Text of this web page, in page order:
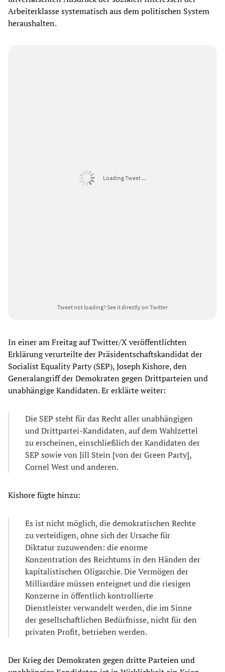
Arbeiterklasse systematisch aus dem politischen System
heraushalten.
Loading Tweet ...
Tweet not loading?See it directly on Twitter
In einer am Freitag auf Twitter/X veröffentlichten
Erklärung verurteilte der Präsidentschaftskandidat der
Socialist Equality Party (SEP), Joseph Kishore, den
Generalangriff der Demokraten gegen Drittparteien und
unabhängige Kandidaten. Er erklärte weiter:
Die SEP steht für das Recht aller unabhängigen
und Drittpartei-Kandidaten, auf dem Wahlzettel
zu erscheinen, einschließlich der Kandidaten der
SEP sowie von Jill Stein [von der Green Party],
Cornel West und anderen.
Kishore fügte hinzu:
Es ist nicht möglich, die demokratischen Rechte
zu verteidigen, ohne sich der Ursache für
Diktatur zuzuwenden: die enorme
Konzentration des Reichtums in den Händen der
kapitalistischen Oligarchie. Die Vermögen der
Milliardäre müssen enteignet und die riesigen
Konzerne in öffentlich kontrollierte
Dienstleister verwandelt werden, die im Sinne
der gesellschaftlichen Bedürfnisse, nicht für den
privaten Profit, betrieben werden.
Der Krieg der Demokraten gegen dritte Parteien und